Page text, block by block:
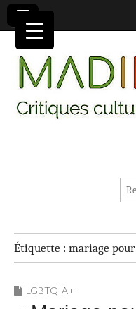
Étiquette : mariage
LGBTQIA+